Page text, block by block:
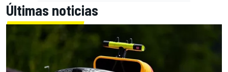
Últimas noticias